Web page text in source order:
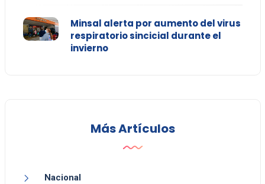
Minsal alerta por aumento del virus
respiratorio sincicial durante el
invierno
Más Artículos
Nacional